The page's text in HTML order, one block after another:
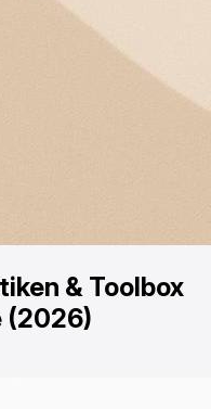
& Toolbox
(2026)